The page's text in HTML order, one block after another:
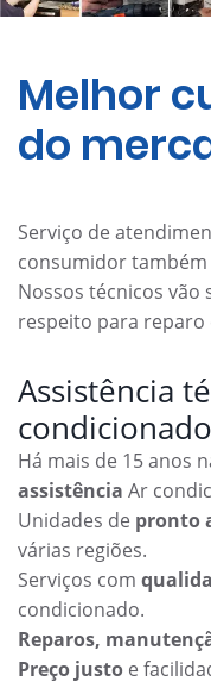
Melhor
do
Serviço de
consumidor
Nossos técnicos
respeito para
Assistência
Há mais de 15 anos
assistência Ar
Unidades de pronto
várias regiões.
Serviços com
condicionado.
Reparos,
Preço justo e